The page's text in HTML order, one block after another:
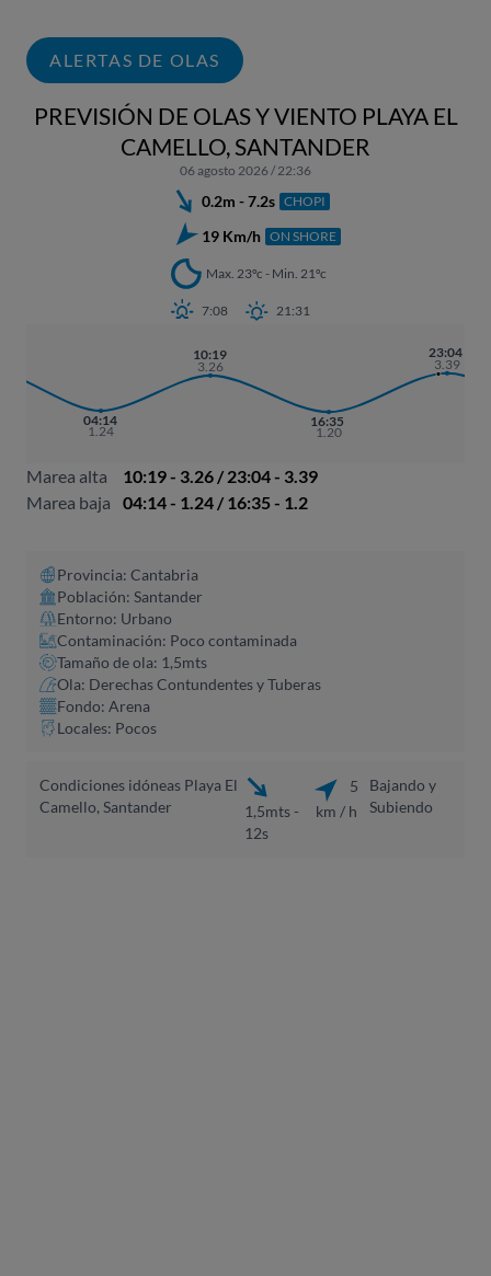
ALERTAS DE OLAS
PREVISIÓN DE OLAS Y VIENTO PLAYA EL
CAMELLO, SANTANDER
06 agosto 2026 / 22:36
0.2m - 7.2s CHOPI
19 Km/h ON SHORE
Max. 23ºc - Min. 21ºc
7:08 21:31
04:14
1.24
10:19
3.26
16:35
1.20
23:04
3.39
Marea alta
10:19 - 3.26 / 23:04 - 3.39
Marea baja
04:14 - 1.24 / 16:35 - 1.2
Provincia: Cantabria
Población: Santander
Entorno: Urbano
Contaminación: Poco contaminada
Tamaño de ola: 1,5mts
Ola: Derechas Contundentes y Tuberas
Fondo: Arena
Locales: Pocos
Condiciones idóneas Playa El
Camello, Santander
1,5mts -
12s
5
km / h
Bajando y
Subiendo